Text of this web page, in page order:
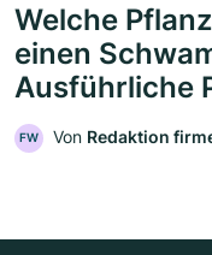
Welche
einen
Ausführliche
FW Von Redaktion